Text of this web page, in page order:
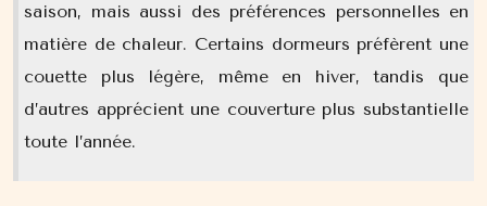
saison, mais aussi des préférences personnelles en
matière de chaleur. Certains dormeurs préfèrent une
couette plus légère, même en hiver, tandis que
d’autres apprécient une couverture plus substantielle
toute l’année.